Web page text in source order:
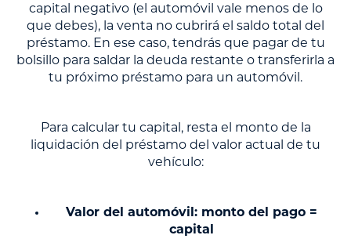
capital negativo (el automóvil vale menos de lo
que debes), la venta no cubrirá el saldo total del
préstamo. En ese caso, tendrás que pagar de tu
bolsillo para saldar la deuda restante o transferirla a
tu próximo préstamo para un automóvil.
Para calcular tu capital, resta el monto de la
liquidación del préstamo del valor actual de tu
vehículo:
Valor del automóvil: monto del pago =
capital